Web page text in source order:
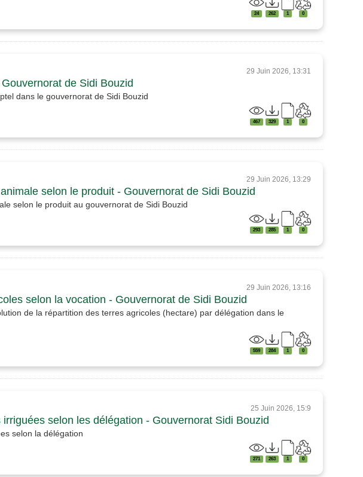
24 262 1 0
29 Juin 2026, 13:31
de Sidi Bouzid
dans le gouvernorat de Sidi Bouzid
467 329 1 0
29 Juin 2026, 13:29
selon le produit - Gouvernorat de Sidi Bouzid
selon le produit au gouvernorat de Sidi Bouzid
293 285 1 0
29 Juin 2026, 13:16
selon la vocation - Gouvernorat de Sidi Bouzid
de la répartition des terres agricoles (hectare) par délégation dans le
559 284 1 0
25 Juin 2026, 15:9
selon les délégation - Gouvernorat Sidi Bouzid
selon la délégation
271 263 1 0